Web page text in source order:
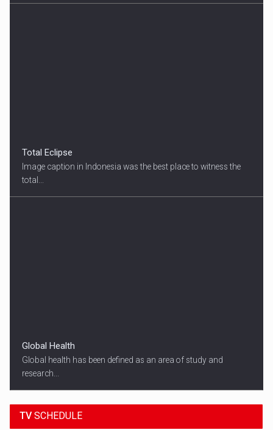
Total Eclipse
Image caption in Indonesia was the best place to witness the
total...
Global Health
Global health has been defined as an area of study and
research...
TV SCHEDULE
18:45
ALL THE LATEST SPORTS NEWS FROM